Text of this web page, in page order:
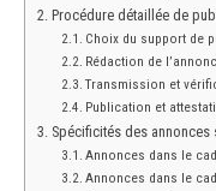
Procédure détaillée de
Choix du support de
Rédaction de
Transmission et
Publication et
Spécificités des
Annonces dans le
Annonces dans le